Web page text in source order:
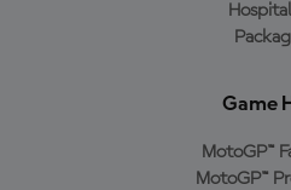
Game
MotoGP™
MotoGP™